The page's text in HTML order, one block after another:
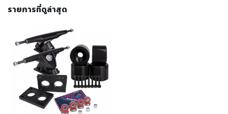
รายการที่ดูล่าสุด